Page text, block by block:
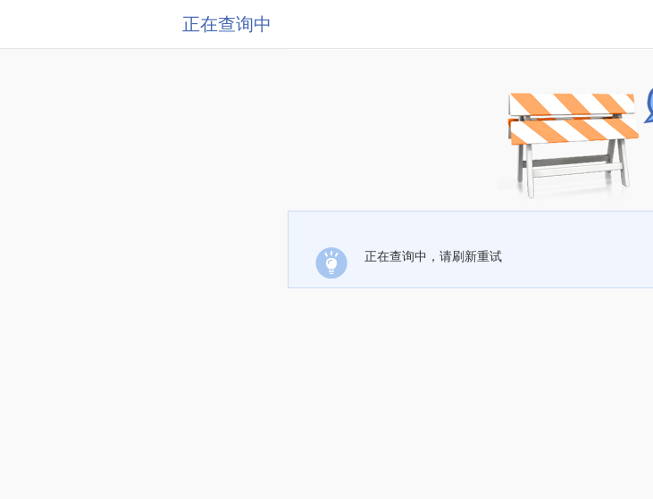
正在查询中
正在查询中，请刷新重试